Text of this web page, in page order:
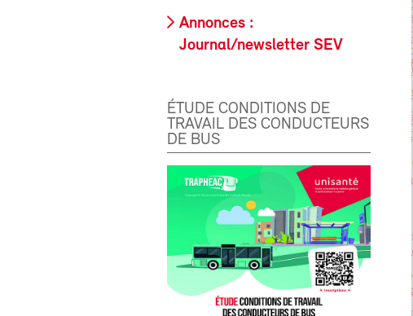
Annonces :
Journal/newsletter SEV
ÉTUDE CONDITIONS DE
TRAVAIL DES CONDUCTEURS
DE BUS